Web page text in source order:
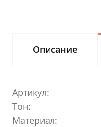
Описание
Артикул:
Тон:
Материал: